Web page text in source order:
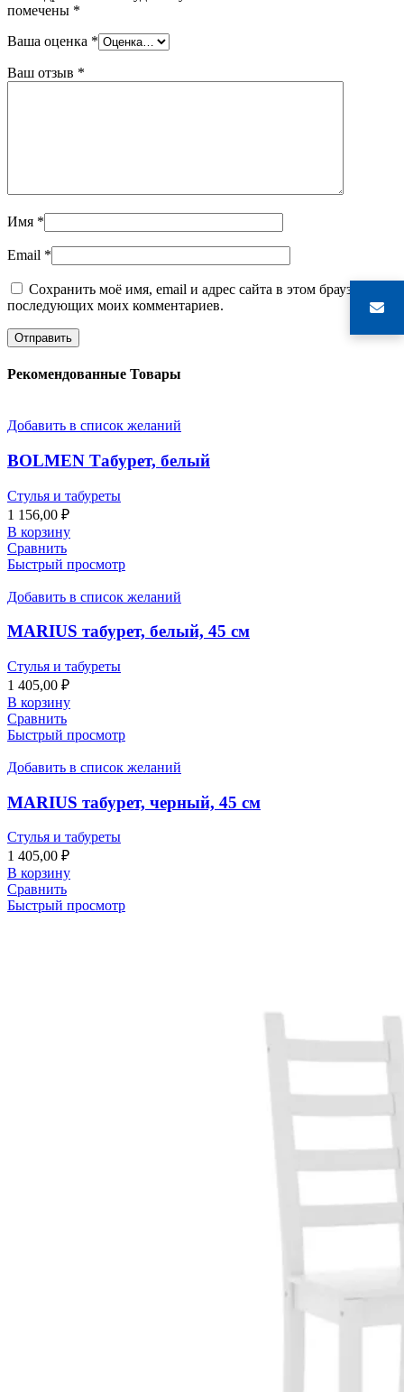
помечены *
Ваша оценка *
Ваш отзыв *
Имя *
Email *
Сохранить моё имя, email и адрес сайта в этом браузере для
последующих моих комментариев.
Рекомендованные Товары
Добавить в список желаний
BOLMEN Табурет, белый
Стулья и табуреты
1 156,00 ₽
В корзину
Сравнить
Быстрый просмотр
Добавить в список желаний
MARIUS табурет, белый, 45 см
Стулья и табуреты
1 405,00 ₽
В корзину
Сравнить
Быстрый просмотр
Добавить в список желаний
MARIUS табурет, черный, 45 см
Стулья и табуреты
1 405,00 ₽
В корзину
Сравнить
Быстрый просмотр